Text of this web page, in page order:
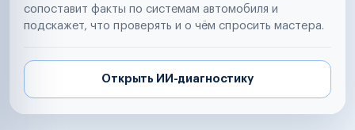
сопоставит факты по системам автомобиля и
подскажет, что проверять и о чём спросить мастера.
Открыть ИИ-диагностику